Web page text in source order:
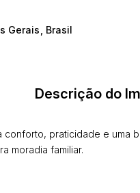
Gerais Brasil
Descrição do
praticidade e uma
moradia familiar.